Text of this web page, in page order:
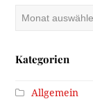
Kategorien
Allgemein